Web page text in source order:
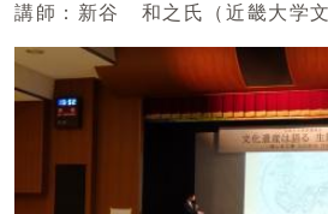
講師：新谷 和之氏（近畿大学文